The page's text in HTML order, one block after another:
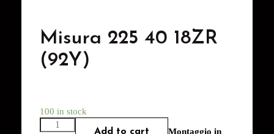
Misura 225 40 18ZR
(92Y)
100 in stock
Add to cart
Montaggio in